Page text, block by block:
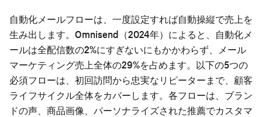
自動化メールフローは、一度設定すれば自動操縦で売上を
生み出します。Omnisend（2024年）によると、自動化メ
ールは全配信数の2%にすぎないにもかかわらず、メール
マーケティング売上全体の29%を占めます。以下の5つの
必須フローは、初回訪問から忠実なリピーターまで、顧客
ライフサイクル全体をカバーします。各フローは、ブラン
ドの声、商品画像、パーソナライズされた推薦でカスタマ